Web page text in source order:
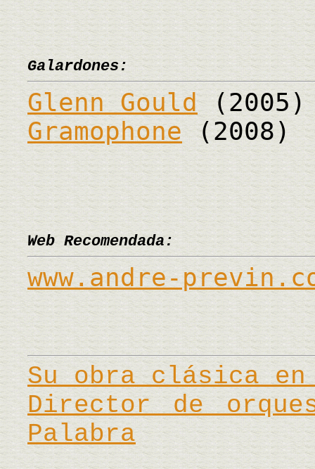
Galardones:
Glenn Gould(2005)
Gramophone(2008)
Web Recomendada:
www.andre-
Su obra clásica
Director de
Palabra